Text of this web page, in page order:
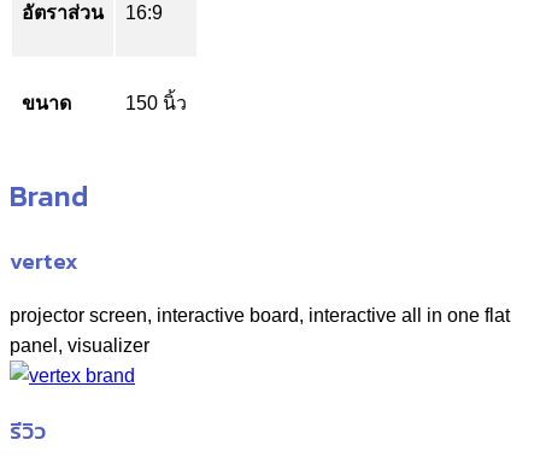
อัตราส่วน 16:9
ขนาด 150 นิ้ว
Brand
vertex
projector screen, interactive board, interactive all in one flat
panel, visualizer
รีวิว